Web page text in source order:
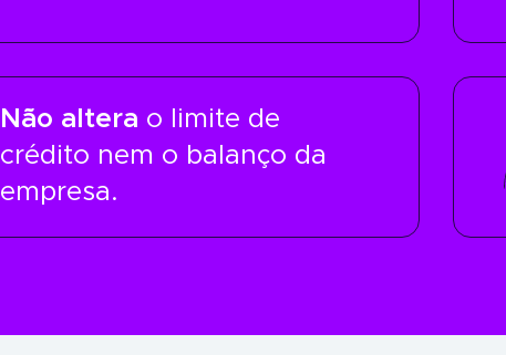
Não altera o limite de
crédito nem o balanço da
empresa.